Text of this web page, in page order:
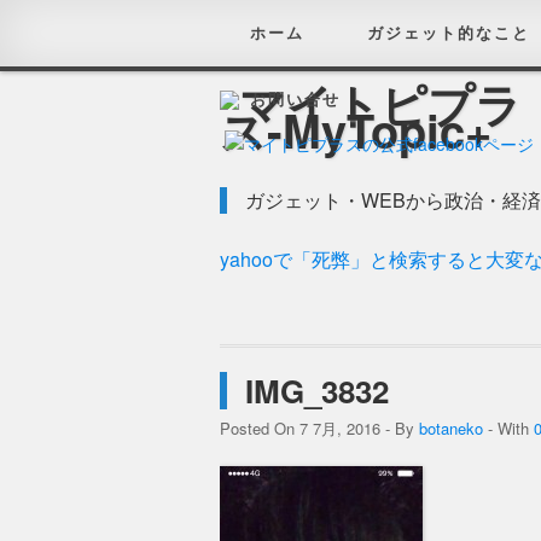
ホーム ガジェット的なこと
お問い合せ
ガジェット・WEBから政治・経
yahooで「死弊」と検索すると大変
IMG_3832
Posted On 7 7月, 2016 - By botaneko - With